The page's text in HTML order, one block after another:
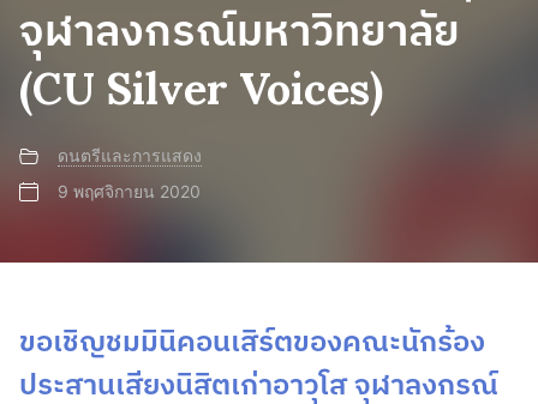
จุฬาลงกรณ์มหาวิทยาลัย
(CU Silver Voices)
ดนตรีและการแสดง
9 พฤศจิกายน 2020
ขอเชิญชมมินิคอนเสิร์ตของคณะนักร้อง
ประสานเสียงนิสิตเก่าอาวุโส จุฬาลงกรณ์